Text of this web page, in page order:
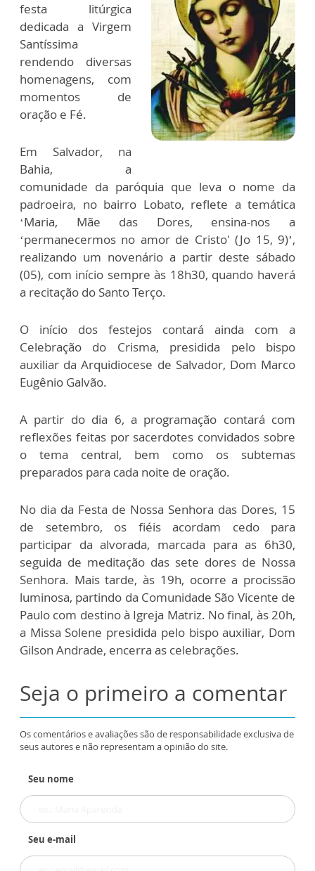
festa litúrgica
dedicada a Virgem
Santíssima
rendendo diversas
homenagens, com
momentos de
oração e Fé.
Em Salvador, na
Bahia, a
comunidade da paróquia que leva o nome da
padroeira, no bairro Lobato, reflete a temática
‘Maria, Mãe das Dores, ensina-nos a
‘permanecermos no amor de Cristo' (Jo 15, 9)’,
realizando um novenário a partir deste sábado
(05), com início sempre às 18h30, quando haverá
a recitação do Santo Terço.
O início dos festejos contará ainda com a
Celebração do Crisma, presidida pelo bispo
auxiliar da Arquidiocese de Salvador, Dom Marco
Eugênio Galvão.
A partir do dia 6, a programação contará com
reflexões feitas por sacerdotes convidados sobre
o tema central, bem como os subtemas
preparados para cada noite de oração.
No dia da Festa de Nossa Senhora das Dores, 15
de setembro, os fiéis acordam cedo para
participar da alvorada, marcada para as 6h30,
seguida de meditação das sete dores de Nossa
Senhora. Mais tarde, às 19h, ocorre a procissão
luminosa, partindo da Comunidade São Vicente de
Paulo com destino à Igreja Matriz. No final, às 20h,
a Missa Solene presidida pelo bispo auxiliar, Dom
Gilson Andrade, encerra as celebrações.
Seja o primeiro a comentar
Os comentários e avaliações são de responsabilidade exclusiva de
seus autores e não representam a opinião do site.
Seu nome
Seu e-mail